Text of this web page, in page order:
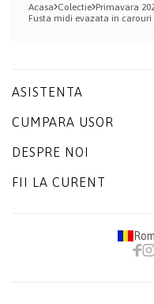
Acasa Colectie Primavara
Fusta midi evazata in carouri
ASISTENTA
CUMPARA USOR
DESPRE NOI
FII LA CURENT